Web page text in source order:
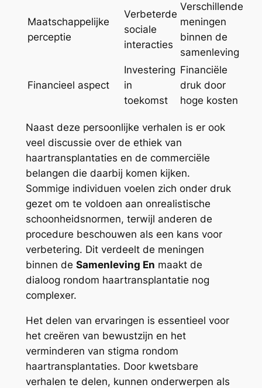
Maatschappelijke
perceptie
Verbeterde
sociale
interacties
Verschillende
meningen
binnen de
samenleving
Financieel aspect
Investering
in
toekomst
Financiële
druk door
hoge kosten
Naast deze persoonlijke verhalen is er ook
veel discussie over de ethiek van
haartransplantaties en de commerciële
belangen die daarbij komen kijken.
Sommige individuen voelen zich onder druk
gezet om te voldoen aan onrealistische
schoonheidsnormen, terwijl anderen de
procedure beschouwen als een kans voor
verbetering. Dit verdeelt de meningen
binnen de Samenleving En maakt de
dialoog rondom haartransplantatie nog
complexer.
Het delen van ervaringen is essentieel voor
het creëren van bewustzijn en het
verminderen van stigma rondom
haartransplantaties. Door kwetsbare
verhalen te delen, kunnen onderwerpen als